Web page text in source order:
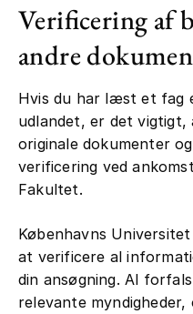
Verificering af
andre
Hvis du har læst et fag
udlandet, er det vigtigt,
originale dokumenter
verificering ved
Fakultet.
Københavns
at verificere al
din ansøgning. Al
relevante myndigheder,